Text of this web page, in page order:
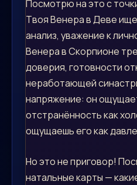
Посмотрю на это с
Твоя Венера в Деве
анализ, уважение к
Венера в Скорпионе
доверия, готовности
неработающей
напряжение: он
отстранённость как
ощущаешь его как
Но это не приговор!
натальные карты —